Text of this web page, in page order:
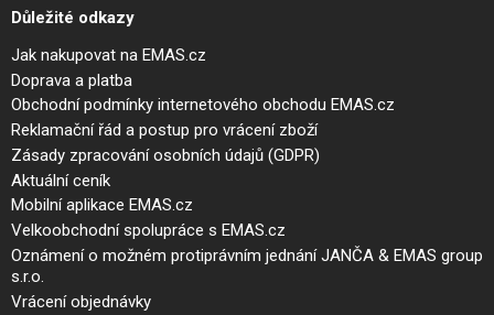
Důležité odkazy
Jak nakupovat na EMAS.cz
Doprava a platba
Obchodní podmínky internetového obchodu EMAS.cz
Reklamační řád a postup pro vrácení zboží
Zásady zpracování osobních údajů (GDPR)
Aktuální ceník
Mobilní aplikace EMAS.cz
Velkoobchodní spolupráce s EMAS.cz
Oznámení o možném protiprávním jednání JANČA & EMAS group
s.r.o.
Vrácení objednávky